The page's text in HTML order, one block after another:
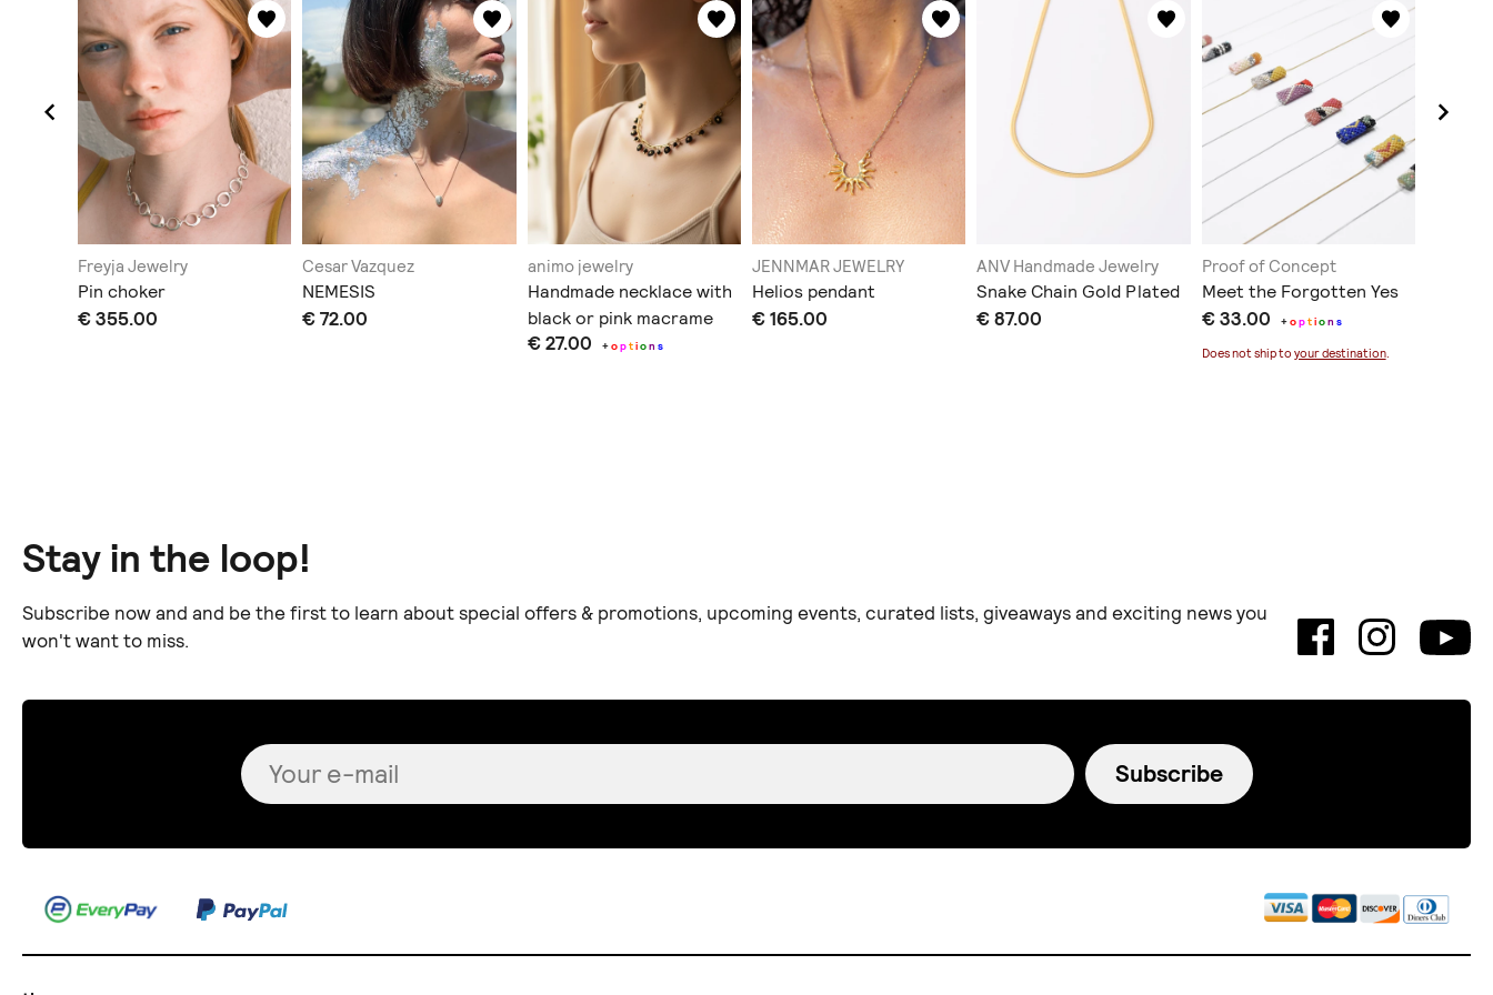
Freyja Jewelry
Pin choker
€ 355.00
Cesar Vazquez
NEMESIS
€ 72.00
animo jewelry
Handmade necklace with
black or pink macrame
details
€ 27.00 +option s
JENNMAR JEWELRY
Helios pendant
€ 165.00
ANV Handmade Jewelry
Snake Chain Gold Plated
€ 87.00
Proof of Concept
Meet the Forgotten Yes
€ 33.00 +option s
Does not ship to your destination.
Stay in the loop!
Subscribe now and and be the first to learn about special offers & promotions, upcoming events, curated lists, giveaways and exciting news you
won't want to miss.
Subscribe